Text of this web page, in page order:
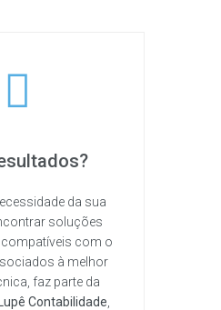
da sua
soluções
com o
à melhor
faz parte da
Lupê Contabilidade